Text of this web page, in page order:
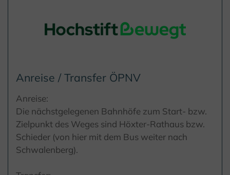
Anreise / Transfer ÖPNV
Anreise:
Die nächstgelegenen Bahnhöfe zum Start- bzw.
Zielpunkt des Weges sind Höxter-Rathaus bzw.
Schieder (von hier mit dem Bus weiter nach
Schwalenberg).